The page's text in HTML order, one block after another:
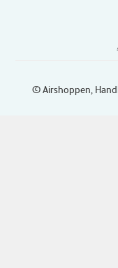
© Airshoppen ,